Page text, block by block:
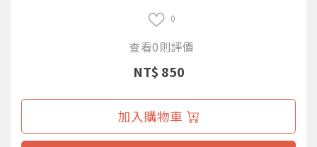
0
查看0則評價
NT$ 850
加入購物車